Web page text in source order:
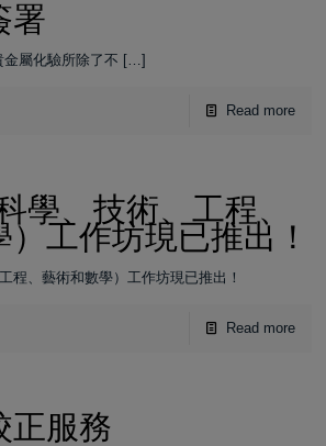
署
屬化驗所除了不 […]
Read more
學、技術、工程、
工作坊現已推出！
程、藝術和數學）工作坊現已推出！
Read more
正服務